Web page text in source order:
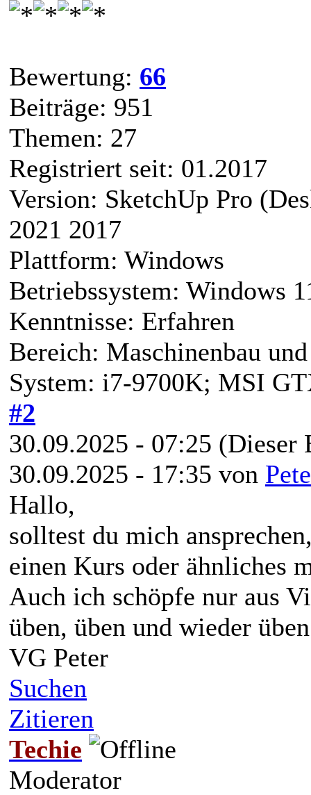
Bewertung: 66
Beiträge: 951
Themen: 27
Registriert seit: 01.2017
Version: SketchUp Pro
2021 2017
Plattform: Windows
Betriebssystem: Windows
Kenntnisse: Erfahren
Bereich: Maschinenbau
System: i7-9700K; MSI
#2
30.09.2025 - 07:25 (Dieser
30.09.2025 - 17:35 von
Hallo,
solltest du mich
einen Kurs oder ähnliches
Auch ich schöpfe nur aus
üben, üben und wieder
VG Peter
Suchen
Zitieren
Techie
Moderator